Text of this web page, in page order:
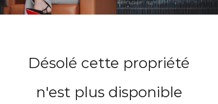
Désolé cette propriété
n'est plus disponible